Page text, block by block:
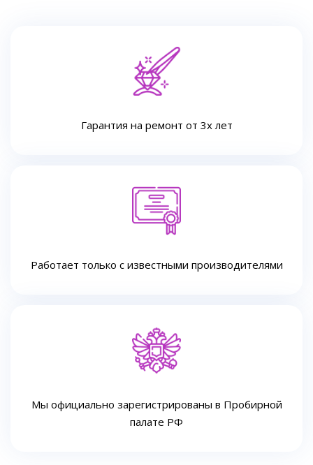
Гарантия на ремонт от 3х лет
Работает только с известными производителями
Мы официально зарегистрированы в Пробирной
палате РФ